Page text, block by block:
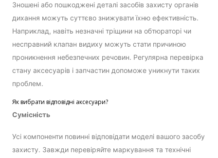
Зношені або пошкоджені деталі засобів захисту органів
дихання можуть суттєво знижувати їхню ефективність.
Наприклад, навіть незначні тріщини на обтюраторі чи
несправний клапан видиху можуть стати причиною
проникнення небезпечних речовин. Регулярна перевірка
стану аксесуарів і запчастин допоможе уникнути таких
проблем.
Як вибрати відповідні аксесуари?
Сумісність
Усі компоненти повинні відповідати моделі вашого засобу
захисту. Завжди перевіряйте маркування та технічні